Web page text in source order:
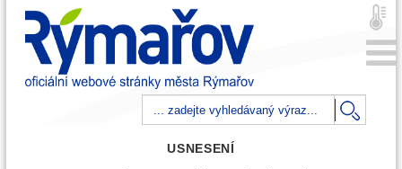
USNESENÍ